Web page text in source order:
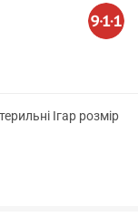
Ігар розмір